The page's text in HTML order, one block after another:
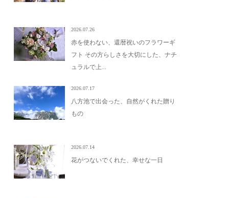
2026.07.26
赤を使わない、還暦祝いのフラワーギ
フト その方らしさを大切にした、ナチ
ュラルで上...
2026.07.17
八方池で出会った、自然がくれた贈り
もの
2026.07.14
花がつないでくれた、幸せな一日